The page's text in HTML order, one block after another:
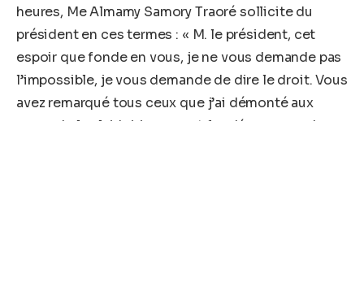
heures, Me Almamy Samory Traoré sollicite du
président en ces termes : « M. le président, cet
espoir que fonde en vous, je ne vous demande pas
l’impossible, je vous demande de dire le droit. Vous
avez remarqué tous ceux que j’ai démonté aux
cours de la plaidoirie ne sont fondés que sur des